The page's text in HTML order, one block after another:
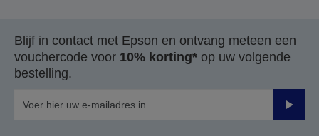
Blijf in contact met Epson en ontvang meteen een
vouchercode voor 10% korting* op uw volgende
bestelling.